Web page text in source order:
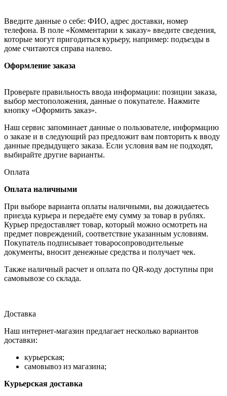
Введите данные о себе: ФИО, адрес доставки, номер
телефона. В поле «Комментарии к заказу» введите сведения,
которые могут пригодиться курьеру, например: подъезды в
доме считаются справа налево.
Оформление заказа
Проверьте правильность ввода информации: позиции заказа,
выбор местоположения, данные о покупателе. Нажмите
кнопку «Оформить заказ».
Наш сервис запоминает данные о пользователе, информацию
о заказе и в следующий раз предложит вам повторить к вводу
данные предыдущего заказа. Если условия вам не подходят,
выбирайте другие варианты.
Оплата
Оплата наличными
При выборе варианта оплаты наличными, вы дожидаетесь
приезда курьера и передаёте ему сумму за товар в рублях.
Курьер предоставляет товар, который можно осмотреть на
предмет повреждений, соответствие указанным условиям.
Покупатель подписывает товаросопроводительные
документы, вносит денежные средства и получает чек.
Также наличный расчет и оплата по QR-коду доступны при
самовывозе со склада.
Доставка
Наш интернет-магазин предлагает несколько вариантов
доставки:
курьерская;
самовывоз из магазина;
Курьерская доставка